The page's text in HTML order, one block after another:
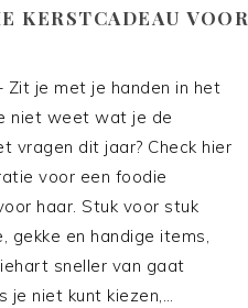
KERSTCADEAU VOOR
Zit je met je handen in het
niet weet wat je de
vragen dit jaar? Check hier
voor een foodie
haar. Stuk voor stuk
gekke en handige items,
sneller van gaat
je niet kunt kiezen,…